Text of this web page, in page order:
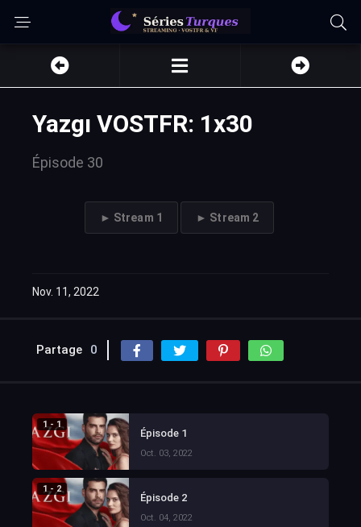
Yazgı VOSTFR: 1x30
Épisode 30
► Stream 1 ► Stream 2
Nov. 11, 2022
Partage 0
1 - 1
Épisode 1
Oct. 03, 2022
1 - 2
Épisode 2
Oct. 04, 2022